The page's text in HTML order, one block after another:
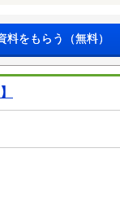
料をもらう（無料）